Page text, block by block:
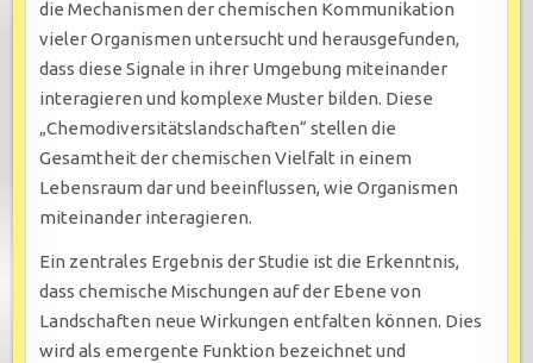
die Mechanismen der chemischen Kommunikation
vieler Organismen untersucht und herausgefunden,
dass diese Signale in ihrer Umgebung miteinander
interagieren und komplexe Muster bilden. Diese
„Chemodiversitätslandschaften“ stellen die
Gesamtheit der chemischen Vielfalt in einem
Lebensraum dar und beeinflussen, wie Organismen
miteinander interagieren.
Ein zentrales Ergebnis der Studie ist die Erkenntnis,
dass chemische Mischungen auf der Ebene von
Landschaften neue Wirkungen entfalten können. Dies
wird als emergente Funktion bezeichnet und